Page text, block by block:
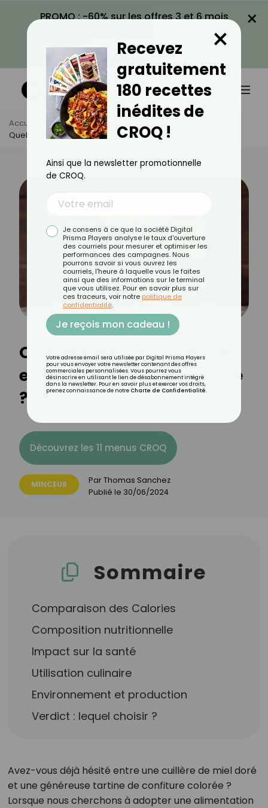
PROMO : -60% sur les offres 3 et 6 mois
VOIR LA PROMO
×
Accueil Actus
Minceur
Quel Est Le Plus Calorique Entre Le Miel Et La Confiture ?
Quel est le plus calorique
entre le miel et la confiture
?
Découvrez les 11 menus CROQ
MINCEUR ParThomas Sanchez
Publié le 30/06/2024
Sommaire
Comparaison des Calories
Composition nutritionnelle
Impact sur la santé
Utilisation culinaire
Environnement et production
Verdict : lequel choisir ?
Avez-vous déjà hésité entre une cuillère de miel doré
et une généreuse tartine de confiture colorée ?
Lorsque nous cherchons à adopter une alimentation
Recevez
gratuitement
180 recettes
inédites de
CROQ !
×
Ainsi que la newsletter promotionnelle
de CROQ.
Je consens à ce que la société Digital
Prisma Players analyse le taux d'ouverture
des courriels pour mesurer et optimiser les
performances des campagnes. Nous
pourrons savoir si vous ouvrez les
courriels, l'heure à laquelle vous le faites
ainsi que des informations sur le terminal
que vous utilisez. Pour en savoir plus sur
ces traceurs, voir notre politique de
confidentialité.
Je reçois mon cadeau !
Votre adresse email sera utilisée par Digital Prisma Players
pour vous envoyer votre newsletter contenant des offres
commerciales personnalisées. Vous pourrez vous
désinscrire en utilisant le lien de désabonnement intégré
dans la newsletter. Pour en savoir plus et exercer vos droits,
prenez connaissance de notre Charte de Confidentialité.